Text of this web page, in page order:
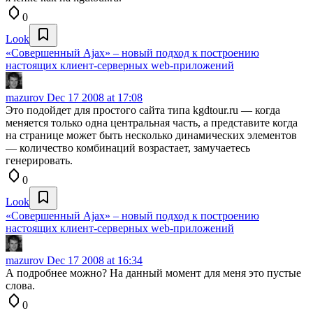
0
Look
«Совершенный Ajax» – новый подход к построению
настоящих клиент-серверных web-приложений
mazurov Dec 17 2008 at 17:08
Это подойдет для простого сайта типа kgdtour.ru — когда
меняется только одна центральная часть, а представите когда
на странице может быть несколько динамических элементов
— количество комбинаций возрастает, замучаетесь
генерировать.
0
Look
«Совершенный Ajax» – новый подход к построению
настоящих клиент-серверных web-приложений
mazurov Dec 17 2008 at 16:34
А подробнее можно? На данный момент для меня это пустые
слова.
0